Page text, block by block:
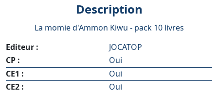
Description
La momie d'Ammon Kiwu - pack 10 livres
Editeur :
JOCATOP
CP :
Oui
CE1 :
Oui
CE2 :
Oui